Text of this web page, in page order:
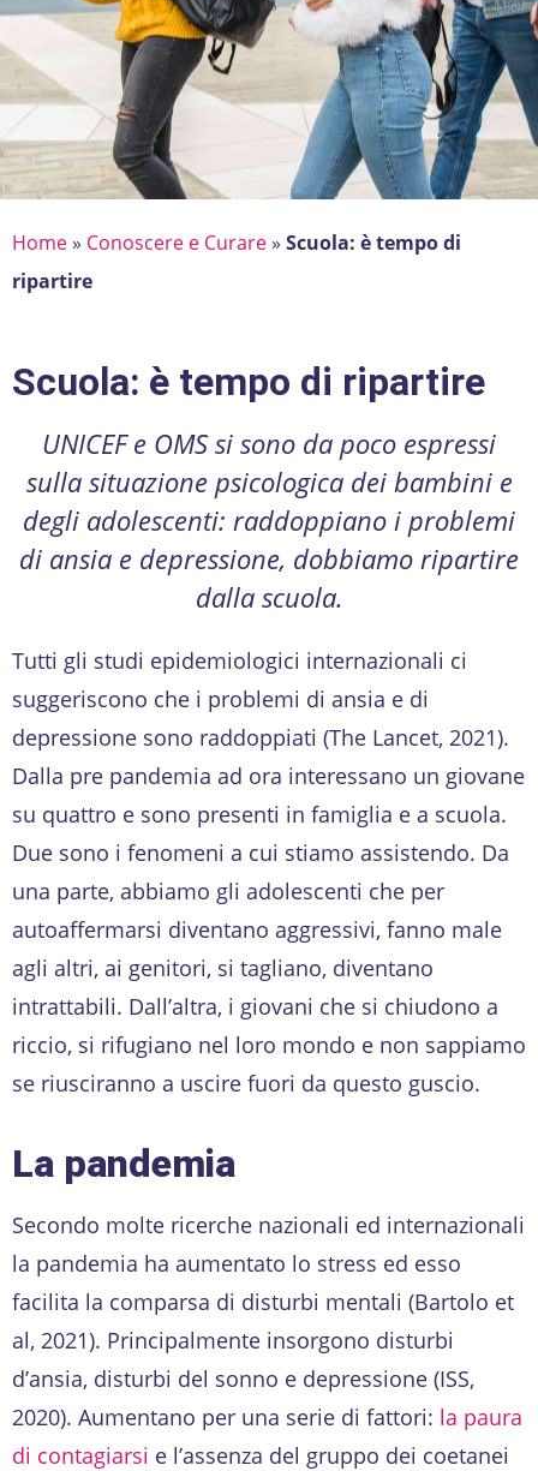
Home» Conoscere e Curare» Scuola: è tempo di
ripartire
Scuola: è tempo di ripartire
UNICEF e OMS si sono da poco espressi
sulla situazione psicologica dei bambini e
degli adolescenti: raddoppiano i problemi
di ansia e depressione, dobbiamo ripartire
dalla scuola.
Tutti gli studi epidemiologici internazionali ci
suggeriscono che i problemi di ansia e di
depressione sono raddoppiati (The Lancet, 2021).
Dalla pre pandemia ad ora interessano un giovane
su quattro e sono presenti in famiglia e a scuola.
Due sono i fenomeni a cui stiamo assistendo. Da
una parte, abbiamo gli adolescenti che per
autoaffermarsi diventano aggressivi, fanno male
agli altri, ai genitori, si tagliano, diventano
intrattabili. Dall’altra, i giovani che si chiudono a
riccio, si rifugiano nel loro mondo e non sappiamo
se riusciranno a uscire fuori da questo guscio.
La pandemia
Secondo molte ricerche nazionali ed internazionali
la pandemia ha aumentato lo stress ed esso
facilita la comparsa di disturbi mentali (Bartolo et
al, 2021). Principalmente insorgono disturbi
d’ansia, disturbi del sonno e depressione (ISS,
2020). Aumentano per una serie di fattori: la paura
di contagiarsi e l’assenza del gruppo dei coetanei